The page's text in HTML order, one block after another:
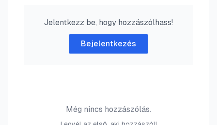
Jelentkezz be, hogy hozzászólhass!
Bejelentkezés
Még nincs hozzászólás.